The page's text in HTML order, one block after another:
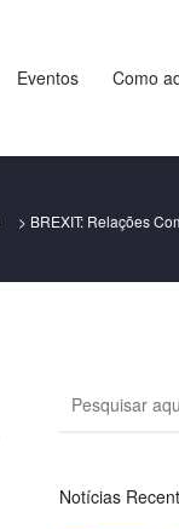
Eventos Como
> BREXIT: Relações
Notícias